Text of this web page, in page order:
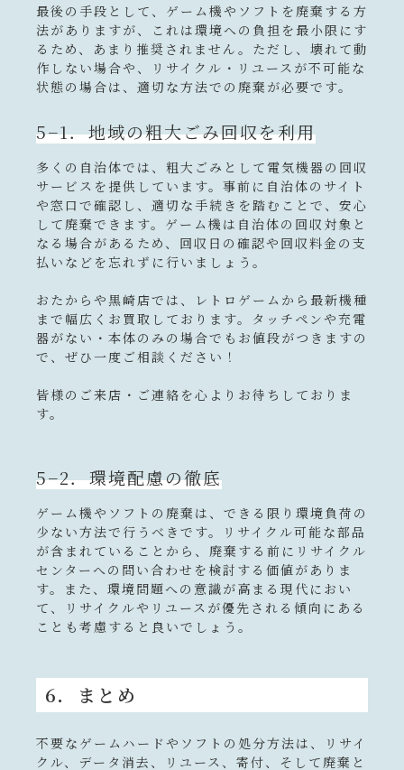
最後の手段として、ゲーム機やソフトを廃棄する方
法がありますが、これは環境への負担を最小限にす
るため、あまり推奨されません。ただし、壊れて動
作しない場合や、リサイクル・リユースが不可能な
状態の場合は、適切な方法での廃棄が必要です。
5−1．地域の粗大ごみ回収を利用
多くの自治体では、粗大ごみとして電気機器の回収
サービスを提供しています。事前に自治体のサイト
や窓口で確認し、適切な手続きを踏むことで、安心
して廃棄できます。ゲーム機は自治体の回収対象と
なる場合があるため、回収日の確認や回収料金の支
払いなどを忘れずに行いましょう。
おたからや黒崎店では、レトロゲームから最新機種
まで幅広くお買取しております。タッチペンや充電
器がない・本体のみの場合でもお値段がつきますの
で、ぜひ一度ご相談ください！
皆様のご来店・ご連絡を心よりお待ちしておりま
す。
5−2．環境配慮の徹底
ゲーム機やソフトの廃棄は、できる限り環境負荷の
少ない方法で行うべきです。リサイクル可能な部品
が含まれていることから、廃棄する前にリサイクル
センターへの問い合わせを検討する価値がありま
す。また、環境問題への意識が高まる現代におい
て、リサイクルやリユースが優先される傾向にある
ことも考慮すると良いでしょう。
6．まとめ
不要なゲームハードやソフトの処分方法は、リサイ
クル、データ消去、リユース、寄付、そして廃棄と